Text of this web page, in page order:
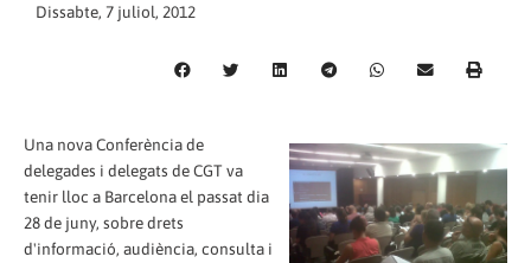
Dissabte, 7 juliol, 2012
Una nova Conferència de
delegades i delegats de CGT va
tenir lloc a Barcelona el passat dia
28 de juny, sobre drets
d'informació, audiència, consulta i